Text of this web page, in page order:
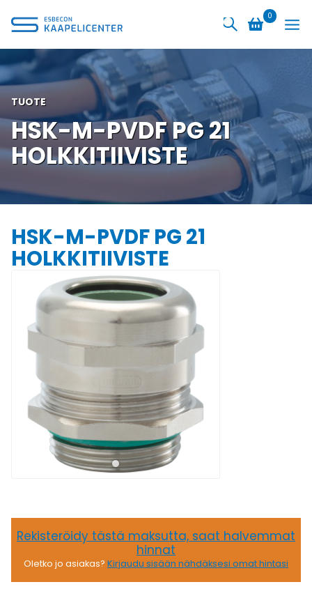
sisältöön
0
TUOTE
HSK-M-PVDF PG 21
HOLKKITIIVISTE
HSK-M-PVDF PG 21
HOLKKITIIVISTE
Rekisteröidy tästä maksutta, saat halvemmat
hinnat
Oletko jo asiakas? Kirjaudu sisään nähdäksesi omat hintasi